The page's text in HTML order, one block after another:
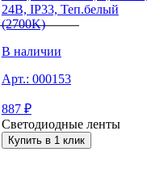
24В, IP33, Теп.белый
(2700K)
В наличии
Арт.: 000153
887 ₽
Светодиодные ленты
Купить в 1 клик